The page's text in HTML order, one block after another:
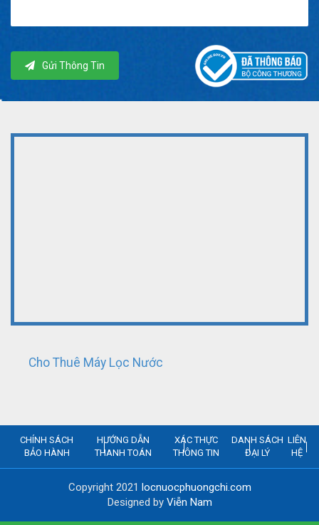
Gửi Thông Tin
Cho Thuê Máy Lọc Nước
CHÍNH SÁCH
BẢO HÀNH
HƯỚNG DẪN
THANH TOÁN
XÁC THỰC
THÔNG TIN
DANH SÁCH
ĐẠI LÝ
LIÊN
HỆ
Copyright 2021 locnuocphuongchi.com
Designed by Viễn Nam